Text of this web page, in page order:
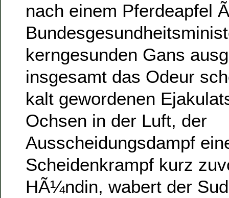
nach einem Pferdeapfel
kerngesunden Gans
insgesamt das Odeur
kalt gewordenen
Ochsen in der Luft, der
Ausscheidungsdampf
Scheidenkrampf kurz
HÃ¼ndin, wabert der